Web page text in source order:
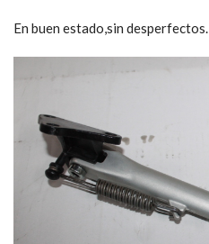
En buen estado,sin desperfectos.